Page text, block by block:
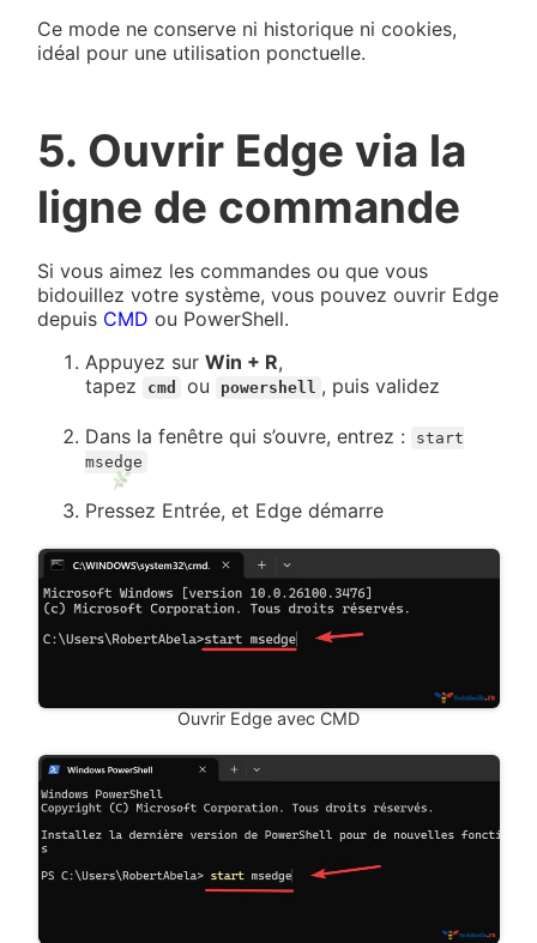
Ce mode ne conserve ni historique ni cookies,
idéal pour une utilisation ponctuelle.
5. Ouvrir Edge via la
ligne de commande
Si vous aimez les commandes ou que vous
bidouillez votre système, vous pouvez ouvrir Edge
depuis CMD ou PowerShell.
Appuyez surWin + R,
tapez
cmd ou powershell , puis validez
Dans la fenêtre qui s’ouvre, entrez :
start
msedge
Pressez Entrée, et Edge démarre
Ouvrir Edge avec CMD